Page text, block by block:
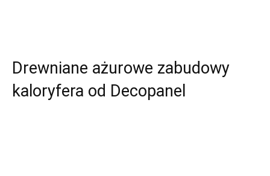
Drewniane ażurowe zabudowy
kaloryfera od Decopanel